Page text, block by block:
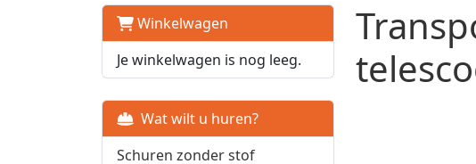
Winkelwagen
Je winkelwagen is nog leeg.
Wat wilt u huren?
Schuren zonder stof